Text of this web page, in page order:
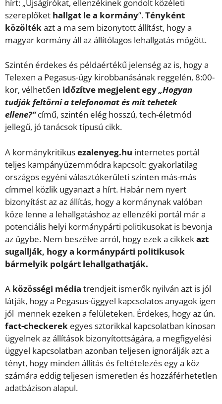
hírt: „Újságírókat, ellenzékinek gondolt közéleti
szereplőket hallgat le a kormány”.Tényként
közöltékazt a ma sem bizonytott állítást, hogy a
magyar kormány áll az állítólagos lehallgatás mögött.
Szintén érdekes és példaértékű jelenség az is, hogy a
Telexen a Pegasus-ügy kirobbanásának reggelén, 8:00-
kor, vélhetően időzítve megjelent egy„Hogyan
tudják feltörni a telefonomat és mit tehetek
ellene?” című, szintén elég hosszú, tech-életmód
jellegű, jó tanácsok típusú cikk.
A kormánykritikusezalenyeg.hu internetes portál
teljes kampányüzemmódra kapcsolt: gyakorlatilag
országos egyéni választókerületi szinten más-más
címmel közlik ugyanazt a hírt. Habár nem nyert
bizonyítást az az állítás, hogy a kormánynak valóban
köze lenne a lehallgatáshoz az ellenzéki portál már a
potenciális helyi kormánypárti politikusokat is bevonja
az ügybe. Nem beszélve arról, hogy ezek a cikkekazt
sugallják, hogy a kormánypárti politikusok
bármelyik polgárt lehallgathatják.
A közösségi média trendjeit ismerők nyilván azt is jól
látják, hogy a Pegasus-üggyel kapcsolatos anyagok igen
jól mennek ezeken a felületeken. Érdekes, hogy az ún.
fact-checkerek egyes sztorikkal kapcsolatban kínosan
ügyelnek az állítások bizonyítottságára, a megfigyelési
üggyel kapcsolatban azonban teljesen ignorálják azt a
tényt, hogy minden állítás és feltételezés egy a köz
számára eddig teljesen ismeretlen és hozzáférhetetlen
adatbázison alapul.